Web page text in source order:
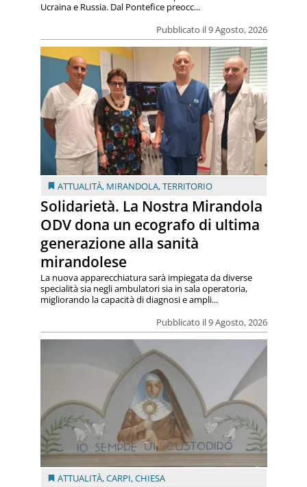
Pubblicato il 9 Agosto, 2026
Ucraina e Russia. Dal Pontefice preocc...
ATTUALITÀ, MIRANDOLA,TERRITORIO
Solidarietà. La Nostra Mirandola
ODV dona un ecografo di ultima
generazione alla sanità
mirandolese
Pubblicato il 9 Agosto, 2026
La nuova apparecchiatura sarà impiegata da diverse
specialità sia negli ambulatori sia in sala operatoria,
migliorando la capacità di diagnosi e ampli...
ATTUALITÀ,CARPI,CHIESA